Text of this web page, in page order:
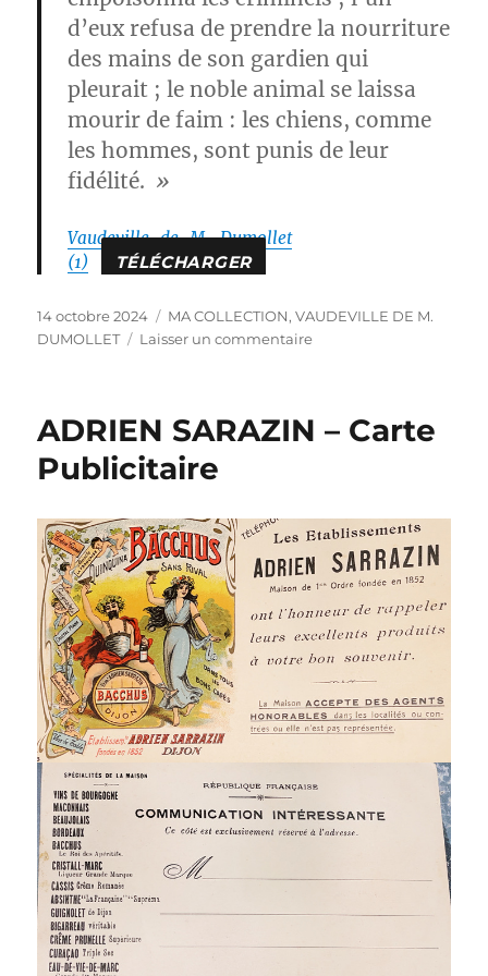
d’eux refusa de prendre la nourriture
des mains de son gardien qui
pleurait ; le noble animal se laissa
mourir de faim : les chiens, comme
les hommes, sont punis de leur
fidélité. »
Vaudeville_de_M._Dumollet
(1)
TÉLÉCHARGER
Publié
le
14 octobre 2024 Catégories
MA COLLECTION,VAUDEVILLE DE M.
DUMOLLET
Laisser un commentairesur
DUMOLLET
ADRIEN SARAZIN – Carte
Publicitaire